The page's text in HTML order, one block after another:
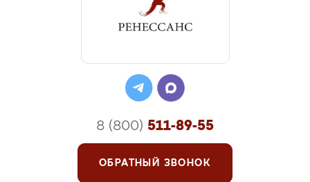
8 (800) 511-89-55
ОБРАТНЫЙ ЗВОНОК